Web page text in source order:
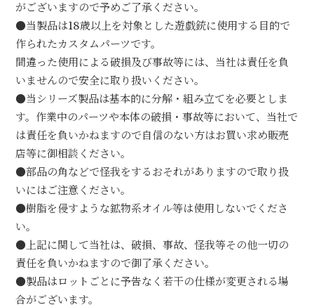
がございますので予めご了承ください。
●当製品は18歳以上を対象とした遊戯銃に使用する目的で
作られたカスタムパーツです。
間違った使用による破損及び事故等には、当社は責任を負
いませんので安全に取り扱いください。
●当シリーズ製品は基本的に分解・組み立てを必要としま
す。作業中のパーツや本体の破損・事故等において、当社で
は責任を負いかねますので自信のない方はお買い求め販売
店等に御相談ください。
●部品の角などで怪我をするおそれがありますので取り扱
いにはご注意ください。
●樹脂を侵すような鉱物系オイル等は使用しないでくださ
い。
●上記に関して当社は、破損、事故、怪我等その他一切の
責任を負いかねますので御了承ください。
●製品はロットごとに予告なく若干の仕様が変更される場
合がございます。